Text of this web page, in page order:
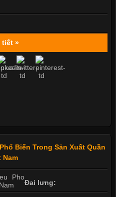
tiết »
Biến Trong Sản Xuất Quần
Nam
Đai lưng: